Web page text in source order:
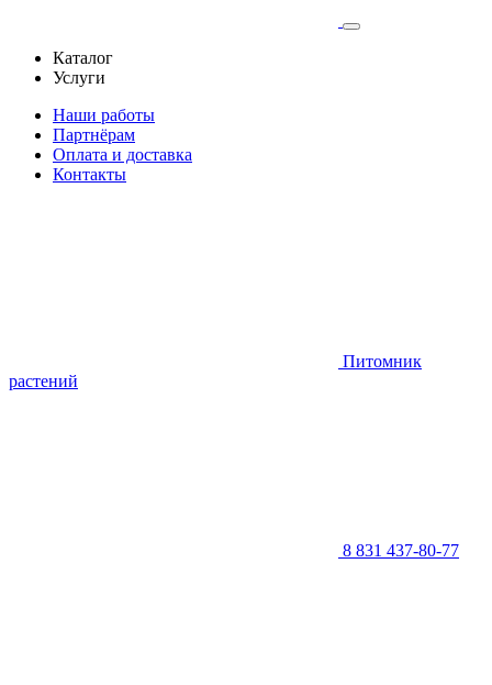
Каталог
Услуги
Наши работы
Партнёрам
Оплата и доставка
Контакты
Питомник
растений
8 831 437-80-77